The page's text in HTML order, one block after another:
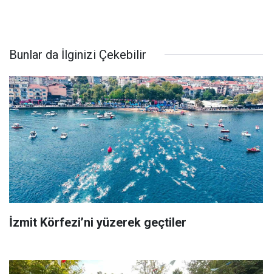
Bunlar da İlginizi Çekebilir
İzmit Körfezi’ni yüzerek geçtiler